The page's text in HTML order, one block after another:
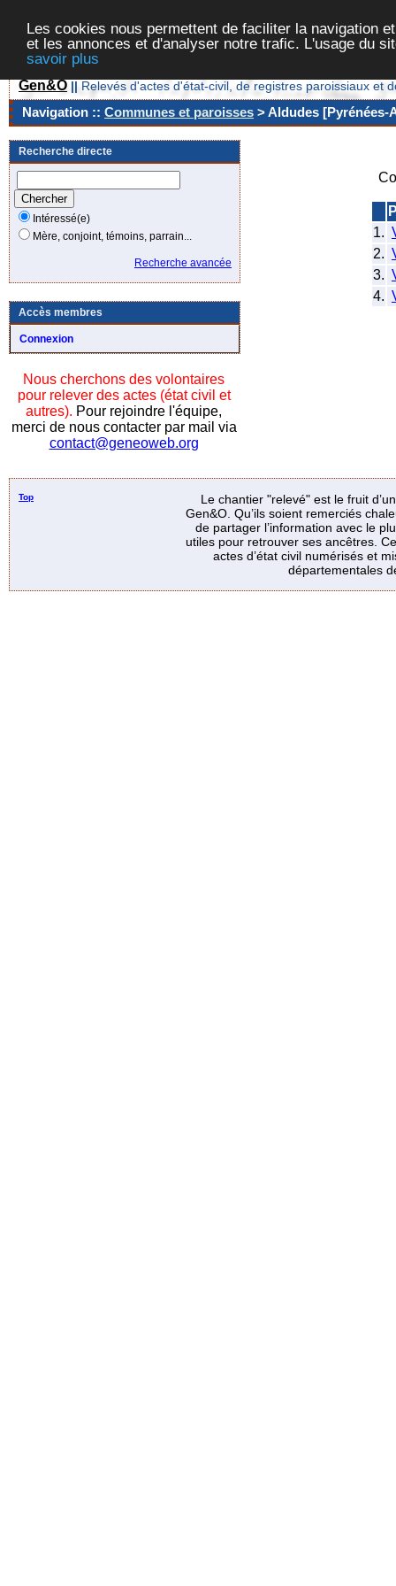
Les cookies nous permettent de faciliter la navigation
et les annonces et d'analyser notre trafic. L'usage du
savoir plus
Gen&O || Relevés d'actes d'état-civil, de registres paroissiaux et
Navigation :: Communes et paroisses > Aldudes [Pyrénées-
Recherche directe
Intéressé(e)
Mère, conjoint, témoins, parrain...
Recherche avancée
Accès membres
Connexion
Nous cherchons des volontaires
pour relever des actes (état civil et
autres). Pour rejoindre l'équipe,
merci de nous contacter par mail via
contact@geneoweb.org
1.
2.
3.
4.
Top
Le chantier "relevé" est le fruit
Gen&O. Qu’ils soient remerciés
de partager l’information avec le
utiles pour retrouver ses ancêtres.
actes d’état civil numérisés et
départementales